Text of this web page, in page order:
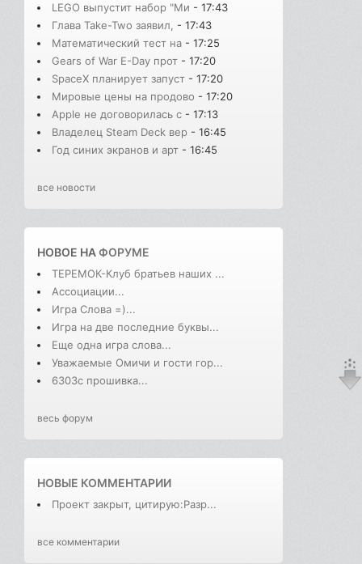
LEGO выпустит набор "Ми - 17:43
Глава Take-Two заявил, - 17:43
Математический тест на - 17:25
Gears of War E-Day прот - 17:20
SpaceX планирует запуст - 17:20
Мировые цены на продово - 17:20
Apple не договорилась с - 17:13
Владелец Steam Deck вер - 16:45
Год синих экранов и арт - 16:45
все новости
НОВОЕ НАФОРУМЕ
ТЕРЕМОК-Клуб братьев наших ...
Ассоциации...
Игра Слова =)...
Игра на две последние буквы...
Еще одна игра слова...
Уважаемые Омичи и гости гор...
6303с прошивка...
весь форум
НОВЫЕ КОММЕНТАРИИ
Проект закрыт, цитирую:Разр...
все комментарии